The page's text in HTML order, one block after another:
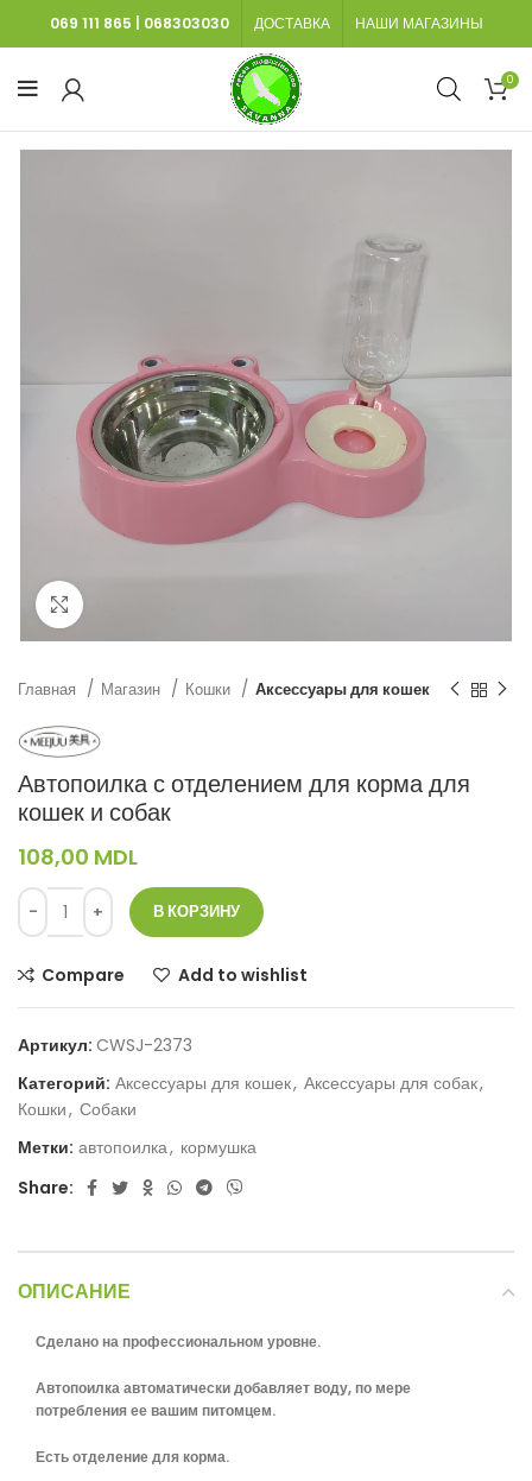
069 111 865 068303030 ДОСТАВКА НАШИ МАГАЗИНЫ
0
Главная Магазин Кошки Аксессуары для кошек
Автопоилка с отделением для корма для
кошек и собак
108,00 MDL
В КОРЗИНУ
Compare Add to wishlist
Артикул: CWSJ-2373
Категорий: Аксессуары для кошек, Аксессуары для собак,
Кошки, Собаки
Метки: автопоилка, кормушка
Share:
ОПИСАНИЕ
Сделано на профессиональном уровне.
Автопоилка автоматически добавляет воду, по мере
потребления ее вашим питомцем.
Есть отделение для корма.